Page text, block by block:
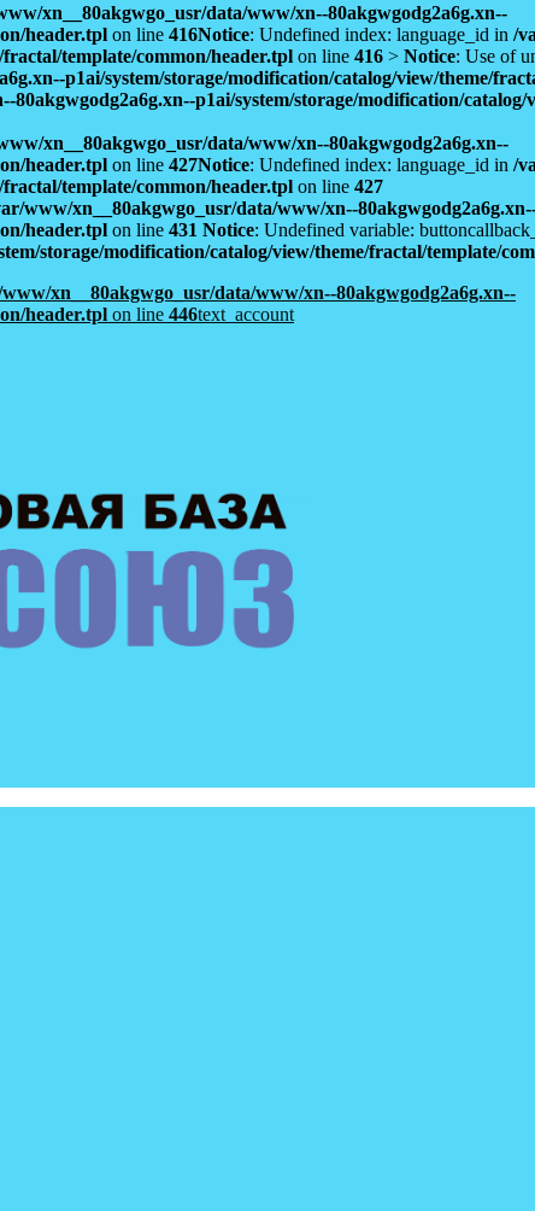
xn__80akgwgo_usr/data/www/xn--80akgwgodg2a6g.xn--
header.tpl on line 416Notice: Undefined index: language_id in /
template/common/header.tpl on line 416 > Notice: Use of
p1ai/system/storage/modification/catalog/view/theme/
p1ai/system/storage/modification/
xn__80akgwgo_usr/data/www/xn--80akgwgodg2a6g.xn--
header.tpl on line 427Notice: Undefined index: language_id in /
template/common/header.tpl on line 427
www/xn__80akgwgo_usr/data/www/xn--
header.tpl on line 431 Notice: Undefined variable:
storage/modification/catalog/view/theme/fractal/template/
xn__80akgwgo_usr/data/www/xn--80akgwgodg2a6g.xn--
header.tpl on line 446text_account